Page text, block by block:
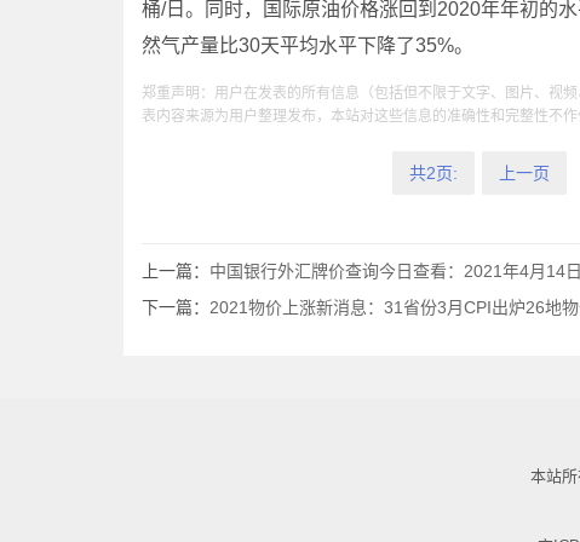
桶/日。同时，国际原油价格涨回到2020年年初的
然气产量比30天平均水平下降了35%。
郑重声明：用户在发表的所有信息（包括但不限于文字、图片、视
表内容来源为用户整理发布，本站对这些信息的准确性和完整性不
共2页: 上一页
上一篇： 中国银行外汇牌价查询今日查看：2021年4月14
下一篇： 2021物价上涨新消息：31省份3月CPI出炉26地
本站